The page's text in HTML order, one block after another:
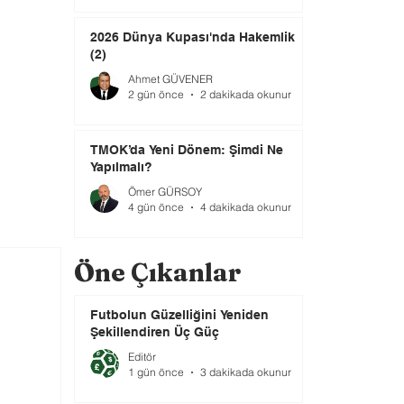
2026 Dünya Kupası'nda Hakemlik
(2)
Ahmet GÜVENER
2 gün önce
2 dakikada okunur
TMOK’da Yeni Dönem: Şimdi Ne
Yapılmalı?
Ömer GÜRSOY
4 gün önce
4 dakikada okunur
Öne Çıkanlar
Futbolun Güzelliğini Yeniden
Şekillendiren Üç Güç
Editör
1 gün önce
3 dakikada okunur